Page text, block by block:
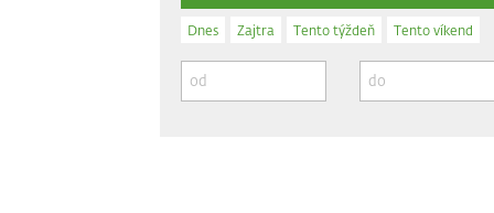
Dnes Zajtra Tento týždeň Tento víkend